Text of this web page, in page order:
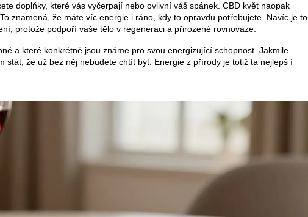
doplňky, které vás vyčerpají nebo ovlivní váš spánek. CBD květ naopak
znamená, že máte víc energie i ráno, kdy to opravdu potřebujete. Navíc je to
protože podpoří vaše tělo v regeneraci a přirozené rovnováze.
a které konkrétně jsou známe pro svou energizující schopnost. Jakmile
stát, že už bez něj nebudete chtít být. Energie z přírody je totiž ta nejlepš í